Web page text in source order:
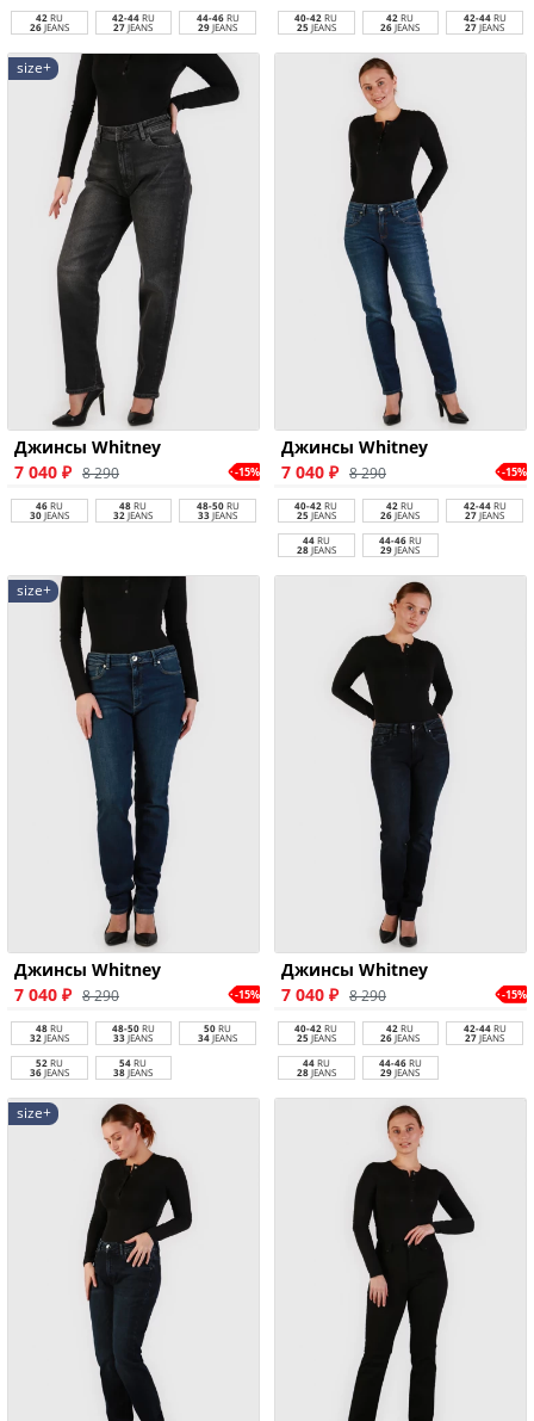
42RU
26JEANS
42-44RU
27JEANS
44-46RU
29JEANS
40-42RU
25JEANS
42RU
26JEANS
42-44RU
27JEANS
size+
Джинсы Whitney
7 040 ₽ 8 290 -15%
46RU
30JEANS
48RU
32JEANS
48-50RU
33JEANS
Джинсы Whitney
7 040 ₽ 8 290 -15%
40-42RU
25JEANS
42RU
26JEANS
42-44RU
27JEANS
44RU
28JEANS
44-46RU
29JEANS
size+
Джинсы Whitney
7 040 ₽ 8 290 -15%
48RU
32JEANS
48-50RU
33JEANS
50RU
34JEANS
52RU
36JEANS
54RU
38JEANS
Джинсы Whitney
7 040 ₽ 8 290 -15%
40-42RU
25JEANS
42RU
26JEANS
42-44RU
27JEANS
44RU
28JEANS
44-46RU
29JEANS
size+